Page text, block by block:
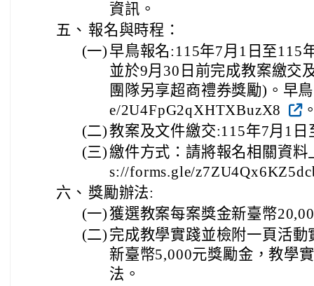
資訊。
五、 報名與時程：
(一) 早鳥報名:115年7月1日至115
並於9月30日前完成教案繳交
團隊另享超商禮券獎勵)。早
e/2U4FpG2qXHTXBuzX8
(二)教案及文件繳交:115年7月1日
(三) 繳件方式：請將報名相關資
s://forms.gle/
六、 獎勵辦法:
(一) 獲選教案每案獎金新臺幣
(二) 完成教學實踐並檢附一頁活
新臺幣5,000元獎勵金，教學
法。